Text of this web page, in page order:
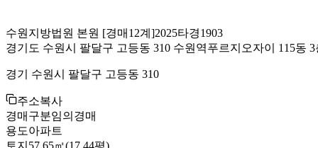
수원지방법원 본원 [경매12계]2025타경1903
경기도 수원시 팔달구 고등동 310 수원역푸르지오자이 115동 3
경기 수원시 팔달구 고등동 310
주소복사
경매구분임의경매
용도아파트
토지 57.65㎡(17.44평)